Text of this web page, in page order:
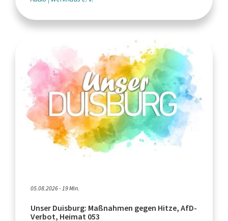
05.08.2026 - 19 Min.
Unser Duisburg: Maßnahmen gegen Hitze, AfD-
Verbot, Heimat 053